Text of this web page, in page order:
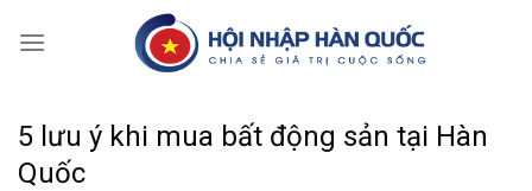
5 lưu ý khi mua bất động sản tại Hàn
Quốc